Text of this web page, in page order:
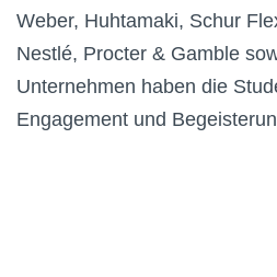
Weber, Huhtamaki, Schur
Nestlé, Procter & Gamble
Unternehmen haben die
Engagement und